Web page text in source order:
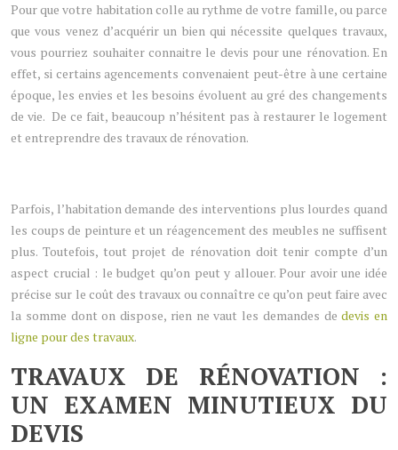
Pour que votre habitation colle au rythme de votre famille, ou parce
que vous venez d’acquérir un bien qui nécessite quelques travaux,
vous pourriez souhaiter connaitre le devis pour une rénovation. En
effet, si certains agencements convenaient peut-être à une certaine
époque, les envies et les besoins évoluent au gré des changements
de vie. De ce fait, beaucoup n’hésitent pas à restaurer le logement
et entreprendre des travaux de rénovation.
Parfois, l’habitation demande des interventions plus lourdes quand
les coups de peinture et un réagencement des meubles ne suffisent
plus. Toutefois, tout projet de rénovation doit tenir compte d’un
aspect crucial : le budget qu’on peut y allouer. Pour avoir une idée
précise sur le coût des travaux ou connaître ce qu’on peut faire avec
la somme dont on dispose, rien ne vaut les demandes dedevis en
ligne pour des travaux.
TRAVAUX DE RÉNOVATION :
UN EXAMEN MINUTIEUX DU
DEVIS